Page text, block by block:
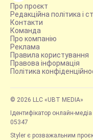
Про проєкт
Редакційна політика і
Контакти
Команда
Про компанію
Реклама
Правила користування
Правова інформація
Політика
© 2026 LLC «UBT MEDIA»
Ідентифікатор онлайн-медіа
05347
Styler є розважальним